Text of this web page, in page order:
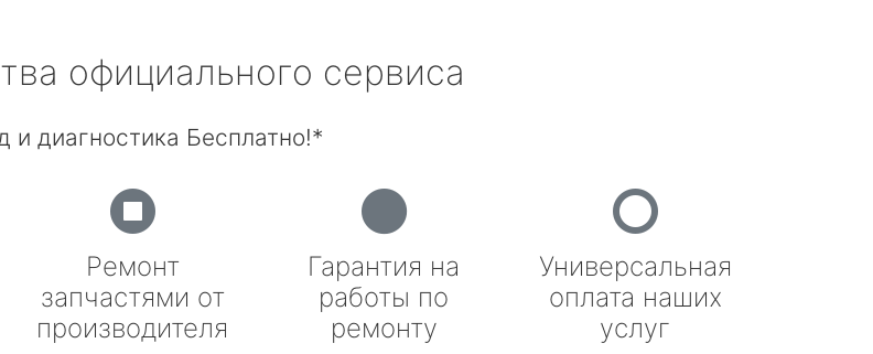
официального сервиса
и диагностика Бесплатно!*
Ремонт
запчастями от
производителя
Гарантия на
работы по
ремонту
Универсальная
оплата наших
услуг